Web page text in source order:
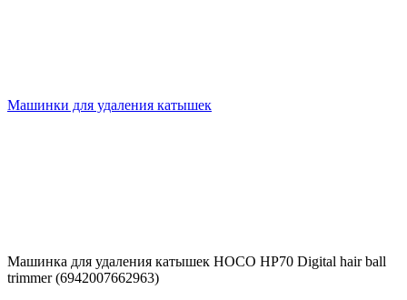
Машинки для удаления катышек
Машинка для удаления катышек HOCO HP70 Digital hair ball
trimmer (6942007662963)